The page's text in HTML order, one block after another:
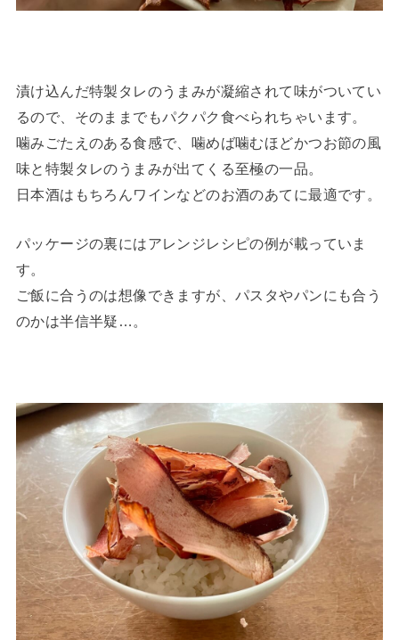
漬け込んだ特製タレのうまみが凝縮されて味がついてい
るので、そのままでもパクパク食べられちゃいます。
噛みごたえのある食感で、噛めば噛むほどかつお節の風
味と特製タレのうまみが出てくる至極の一品。
日本酒はもちろんワインなどのお酒のあてに最適です。
パッケージの裏にはアレンジレシピの例が載っていま
す。
ご飯に合うのは想像できますが、パスタやパンにも合う
のかは半信半疑…。